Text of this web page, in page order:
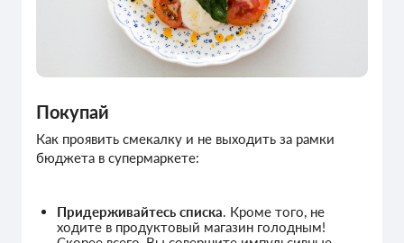
Покупай
Как проявить смекалку и не выходить за рамки
бюджета в супермаркете:
Придерживайтесь списка. Кроме того, не
ходите в продуктовый магазин голодным!